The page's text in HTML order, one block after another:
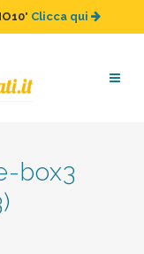
" Clicca qui
box3